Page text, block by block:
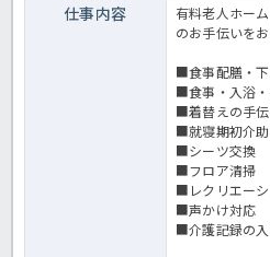
仕事内容
有料老人ホー
のお手伝いを
■食事配膳・
■食事・入浴
■着替えの手
■就寝期初介助
■シーツ交換
■フロア清掃
■レクリエー
■声かけ対応
■介護記録の